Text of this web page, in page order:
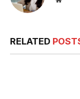
RELATED